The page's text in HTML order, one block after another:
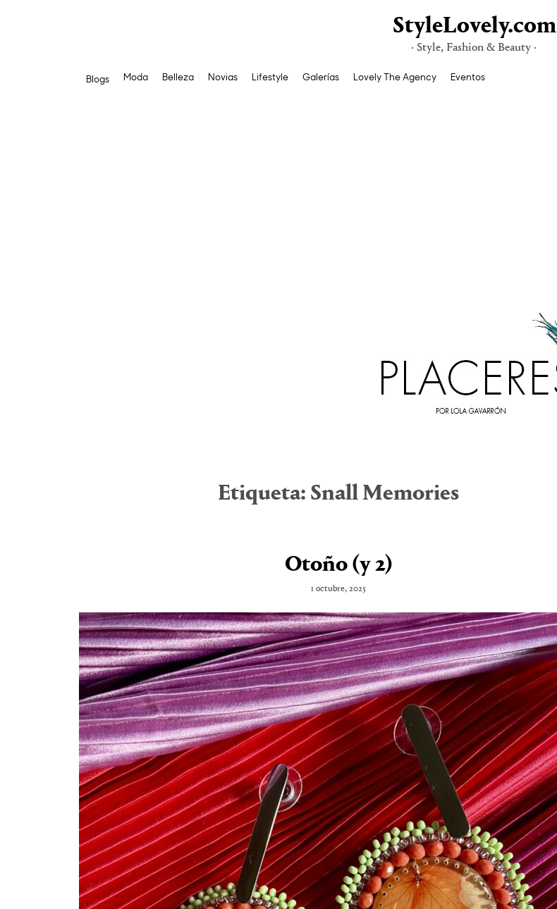
StyleLovely.com
· Style, Fashion & Beauty ·
Blogs Moda Belleza Novias Lifestyle Galerías Lovely The Agency Eventos
Etiqueta: Snall Memories
Otoño (y 2)
1 octubre, 2025